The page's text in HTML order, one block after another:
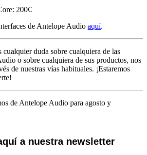
200€
de Antelope Audio aquí.
cualquier duda sobre cualquiera de las
o sobre cualquiera de sus productos, nos
de nuestras vías habituales. ¡Estaremos
a nuestra newsletter